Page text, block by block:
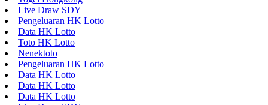
Live Draw SDY
Pengeluaran HK Lotto
Data HK Lotto
Toto HK Lotto
Nenektoto
Pengeluaran HK Lotto
Data HK Lotto
Data HK Lotto
Data HK Lotto